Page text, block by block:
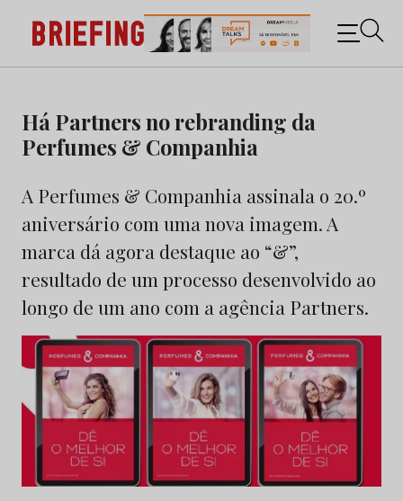
content
Briefing: Todas as notícias sobre os negócios do
Marketing e da Publicidade
Há Partners no rebranding da
Perfumes & Companhia
A Perfumes & Companhia assinala o 20.º
aniversário com uma nova imagem. A
marca dá agora destaque ao “&”,
resultado de um processo desenvolvido ao
longo de um ano com a agência Partners.